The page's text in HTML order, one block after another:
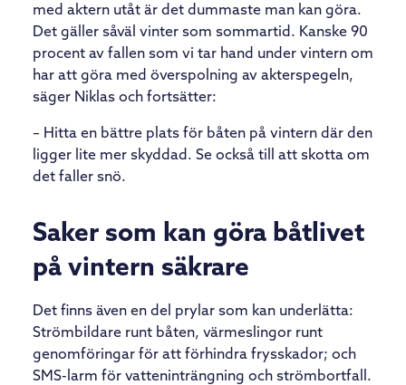
med aktern utåt är det dummaste man kan göra.
Det gäller såväl vinter som sommartid. Kanske 90
procent av fallen som vi tar hand under vintern om
har att göra med överspolning av akterspegeln,
säger Niklas och fortsätter:
– Hitta en bättre plats för båten på vintern där den
ligger lite mer skyddad. Se också till att skotta om
det faller snö.
Saker som kan göra båtlivet
på vintern säkrare
Det finns även en del prylar som kan underlätta:
Strömbildare runt båten, värmeslingor runt
genomföringar för att förhindra frysskador; och
SMS-larm för vatteninträngning och strömbortfall.